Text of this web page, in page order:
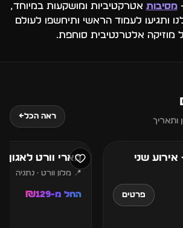
מסיבות אטרקטיביות ומושקעות במיוחד,
ותגיעו לעמוד הראשי ותיחשפו לעולם
אלטרנטיבית סוחפת.
ותאריך
ראה הכל←
שני
פרטים
מארי וורט לאגון
📍 מלון וורט · נתניה
החל מ-₪129